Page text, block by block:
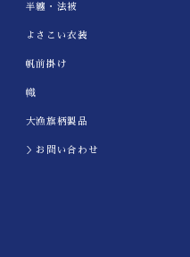
半纏・法被
よさこい衣装
帆前掛け
幟
大漁旗柄製品
＞お問い合わせ